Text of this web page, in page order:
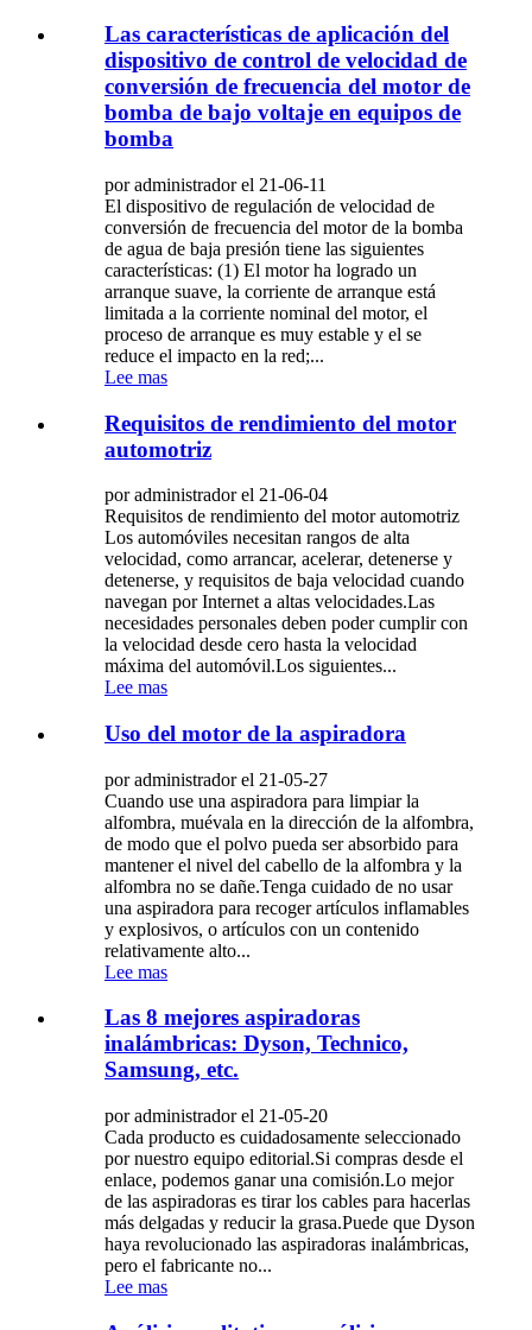
Las características de aplicación del
dispositivo de control de velocidad de
conversión de frecuencia del motor de
bomba de bajo voltaje en equipos de
bomba
por administrador el 21-06-11
El dispositivo de regulación de velocidad de
conversión de frecuencia del motor de la bomba
de agua de baja presión tiene las siguientes
características: (1) El motor ha logrado un
arranque suave, la corriente de arranque está
limitada a la corriente nominal del motor, el
proceso de arranque es muy estable y el se
reduce el impacto en la red;...
Lee mas
Requisitos de rendimiento del motor
automotriz
por administrador el 21-06-04
Requisitos de rendimiento del motor automotriz
Los automóviles necesitan rangos de alta
velocidad, como arrancar, acelerar, detenerse y
detenerse, y requisitos de baja velocidad cuando
navegan por Internet a altas velocidades.Las
necesidades personales deben poder cumplir con
la velocidad desde cero hasta la velocidad
máxima del automóvil.Los siguientes...
Lee mas
Uso del motor de la aspiradora
por administrador el 21-05-27
Cuando use una aspiradora para limpiar la
alfombra, muévala en la dirección de la alfombra,
de modo que el polvo pueda ser absorbido para
mantener el nivel del cabello de la alfombra y la
alfombra no se dañe.Tenga cuidado de no usar
una aspiradora para recoger artículos inflamables
y explosivos, o artículos con un contenido
relativamente alto...
Lee mas
Las 8 mejores aspiradoras
inalámbricas: Dyson, Technico,
Samsung, etc.
por administrador el 21-05-20
Cada producto es cuidadosamente seleccionado
por nuestro equipo editorial.Si compras desde el
enlace, podemos ganar una comisión.Lo mejor
de las aspiradoras es tirar los cables para hacerlas
más delgadas y reducir la grasa.Puede que Dyson
haya revolucionado las aspiradoras inalámbricas,
pero el fabricante no...
Lee mas